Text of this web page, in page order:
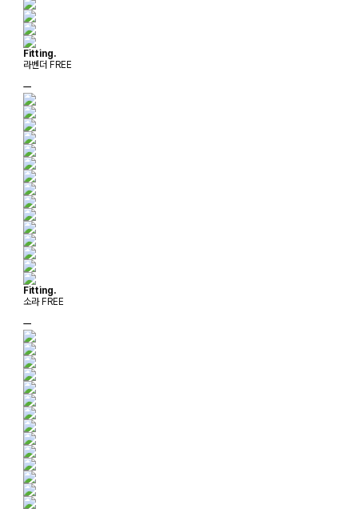
Fitting.
라벤더 FREE
ㅡ
Fitting.
소라 FREE
ㅡ